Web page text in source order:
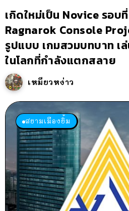
เกิดใหม่เป็น Novice รอบ
Ragnarok Console
รูปแบบ เกมสวมบทบาท
ในโลกที่กำลังแตกสลาย
เหมียวหง่าว
สยามเมืองยิ้ม